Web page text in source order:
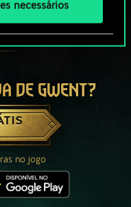
necessários
DE GWENT?
no jogo